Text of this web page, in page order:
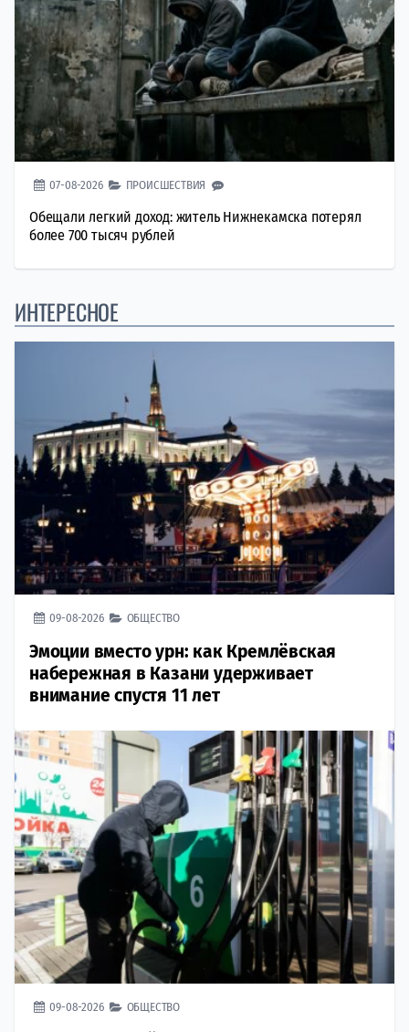
07-08-2026 ПРОИСШЕСТВИЯ
Обещали легкий доход: житель Нижнекамска потерял
более 700 тысяч рублей
ИНТЕРЕСНОЕ
09-08-2026 ОБЩЕСТВО
Эмоции вместо урн: как Кремлёвская
набережная в Казани удерживает
внимание спустя 11 лет
09-08-2026 ОБЩЕСТВО